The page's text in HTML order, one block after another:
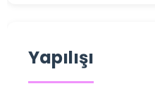
Yapılışı